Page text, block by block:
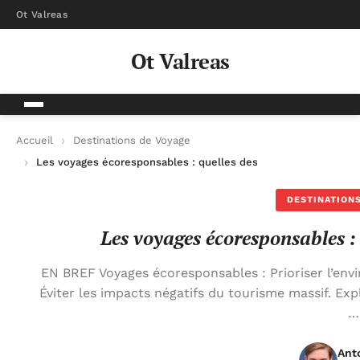
Ot Valreas
Ot Valreas
Accueil
Destinations de Voyage
Les voyages écoresponsables : quelles destinations choisir ?
Les voyages
EN BREF Voyages écoresponsables : Prioriser
Éviter les impacts négatifs du tourisme massif.
…